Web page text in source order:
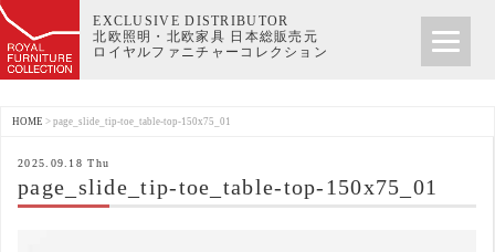
EXCLUSIVE DISTRIBUTOR
北欧照明・北欧家具 日本総販売元
ロイヤルファニチャーコレクション
HOME > page_slide_tip-toe_table-top-150x75_01
2025.09.18 Thu
page_slide_tip-toe_table-top-150x75_01